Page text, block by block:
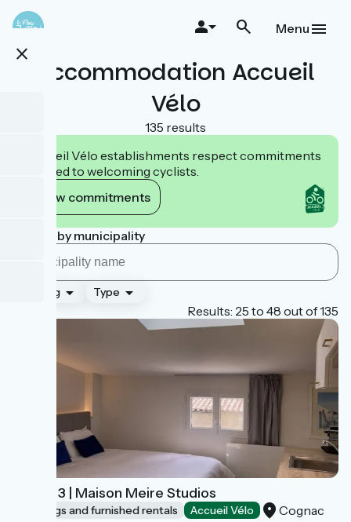
Skip
content
close
Menu
Accommodation Accueil
Vélo
135 results
Accueil Vélo establishments respect commitments
tailored to welcoming cyclists.
View commitments
Search by municipality
Ranking Type
Results: 25 to 48 out of 135
Studio 3 | Maison Meire Studios
Lodgings and furnished rentals Accueil Vélo Cognac